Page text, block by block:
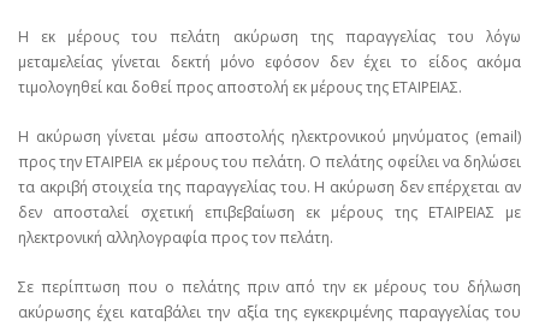
Η εκ μέρους του πελάτη ακύρωση της παραγγελίας του λόγω
μεταμελείας γίνεται δεκτή μόνο εφόσον δεν έχει το είδος ακόμα
τιμολογηθεί και δοθεί προς αποστολή εκ μέρους της ΕΤΑΙΡΕΙΑΣ.
Η ακύρωση γίνεται μέσω αποστολής ηλεκτρονικού μηνύματος (email)
προς την ΕΤΑΙΡΕΙΑ εκ μέρους του πελάτη. Ο πελάτης οφείλει να δηλώσει
τα ακριβή στοιχεία της παραγγελίας του. Η ακύρωση δεν επέρχεται αν
δεν αποσταλεί σχετική επιβεβαίωση εκ μέρους της ΕΤΑΙΡΕΙΑΣ με
ηλεκτρονική αλληλογραφία προς τον πελάτη.
Σε περίπτωση που ο πελάτης πριν από την εκ μέρους του δήλωση
ακύρωσης έχει καταβάλει την αξία της εγκεκριμένης παραγγελίας του